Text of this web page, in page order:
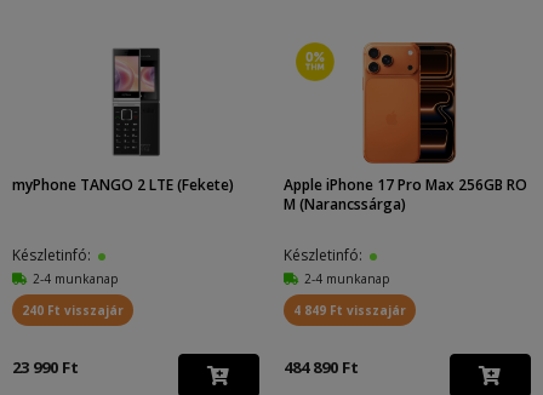
myPhone TANGO 2 LTE (Fekete)
Készletinfó:
2-4 munkanap
240 Ft visszajár
23 990 Ft
Apple iPhone 17 Pro Max 256GB RO
M (Narancssárga)
Készletinfó:
2-4 munkanap
4 849 Ft visszajár
484 890 Ft